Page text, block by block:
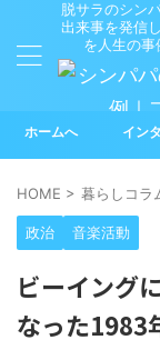
脱サラのシン
出来事を発信
を人生の事
ホームへ イン
HOME > 暮らしコラ
政治 音楽活動
ビーイング
なった1983